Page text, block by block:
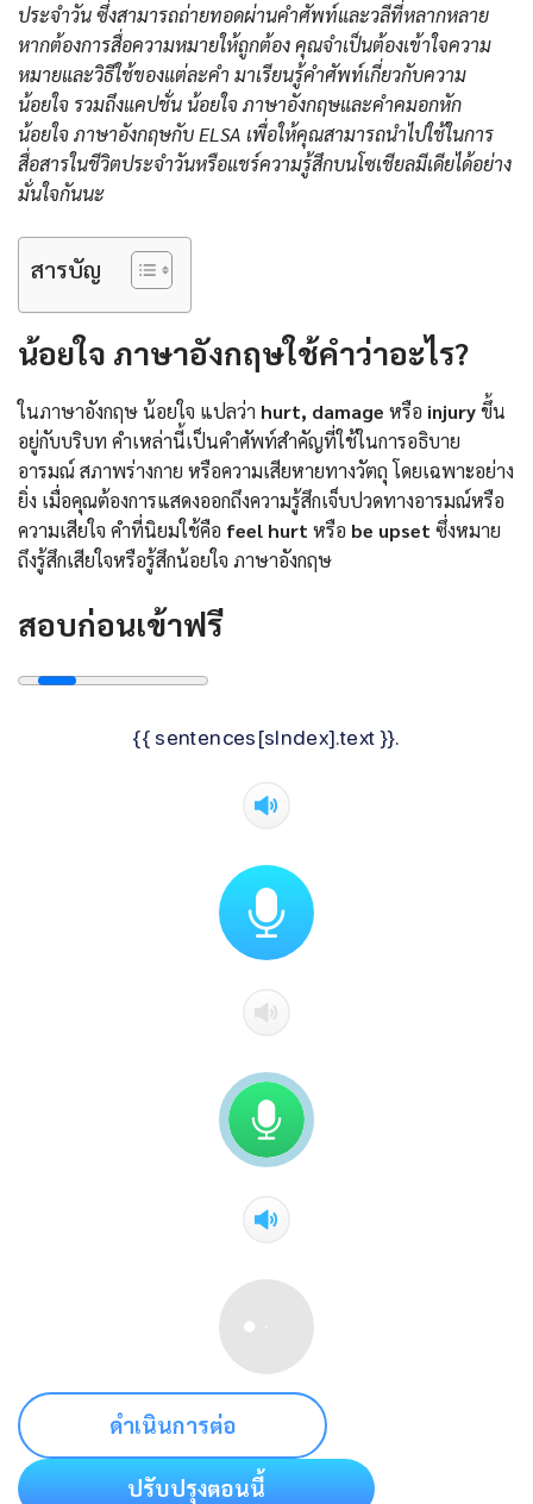
ประจำวัน ซึ่งสามารถถ่ายทอดผ่านคำศัพท์และวลีที่หลากหลาย
หากต้องการสื่อความหมายให้ถูกต้อง คุณจำเป็นต้องเข้าใจความ
หมายและวิธีใช้ของแต่ละคำ มาเรียนรู้คำศัพท์เกี่ยวกับความ
น้อยใจ รวมถึงแคปชั่น น้อยใจ ภาษาอังกฤษและคําคมอกหัก
น้อยใจ ภาษาอังกฤษกับ ELSA เพื่อให้คุณสามารถนำไปใช้ในการ
สื่อสารในชีวิตประจำวันหรือแชร์ความรู้สึกบนโซเชียลมีเดียได้อย่าง
มั่นใจกันนะ
สารบัญ
น้อยใจ ภาษาอังกฤษใช้คำว่าอะไร?
ในภาษาอังกฤษ น้อยใจ แปลว่า hurt, damage หรือ injuryขึ้น
อยู่กับบริบท คำเหล่านี้เป็นคำศัพท์สำคัญที่ใช้ในการอธิบาย
อารมณ์ สภาพร่างกาย หรือความเสียหายทางวัตถุ โดยเฉพาะอย่าง
ยิ่ง เมื่อคุณต้องการแสดงออกถึงความรู้สึกเจ็บปวดทางอารมณ์หรือ
ความเสียใจ คำที่นิยมใช้คือ feel hurt หรือ be upset ซึ่งหมาย
ถึงรู้สึกเสียใจหรือรู้สึกน้อยใจ ภาษาอังกฤษ
สอบก่อนเข้าฟรี
{{ sentences[sIndex].text }}.
ดำเนินการต่อ
ปรับปรุงตอนนี้